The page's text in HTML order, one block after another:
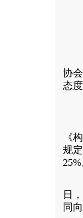
协
态
《
规
日
同